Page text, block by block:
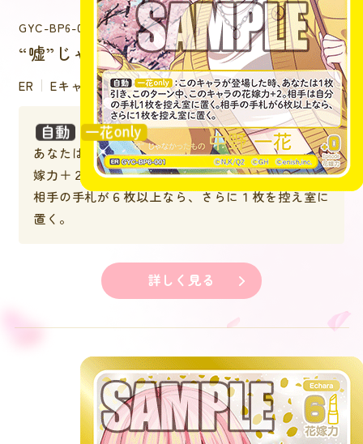
GYC-BP6-001
“嘘”じゃなかったもの 中野 一花
ER Eキャラクター
：このキャラが登場した時、
あなたは１枚引き、このターン中、このキャラの花
嫁力＋２。相手は自分の手札１枚を控え室に置く。
相手の手札が６枚以上なら、さらに１枚を控え室に
置く。
詳しく見る